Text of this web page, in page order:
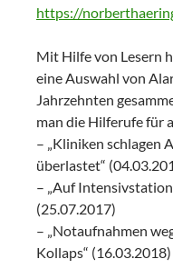
https://
Mit Hilfe von Lesern
eine Auswahl von
Jahrzehnten
man die Hilferufe für
– „Kliniken schlagen
überlastet“
– „Auf
(25.07.2017)
– „Notaufnahmen
Kollaps“ (16.03.2018)